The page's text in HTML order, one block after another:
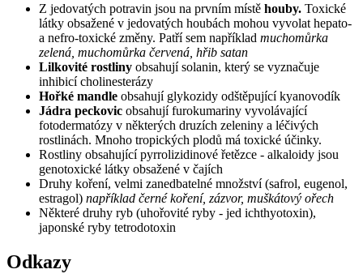
Z jedovatých potravin jsou na prvním místě houby. Toxické
látky obsažené v jedovatých houbách mohou vyvolat hepato-
a nefro-toxické změny. Patří sem například muchomůrka
zelená, muchomůrka červená, hřib satan
Lilkovité rostliny obsahují solanin, který se vyznačuje
inhibicí cholinesterázy
Hořké mandle obsahují glykozidy odštěpující kyanovodík
Jádra peckovic obsahují furokumariny vyvolávající
fotodermatózy v některých druzích zeleniny a léčivých
rostlinách. Mnoho tropických plodů má toxické účinky.
Rostliny obsahující pyrrolizidinové řetězce - alkaloidy jsou
genotoxické látky obsažené v čajích
Druhy koření, velmi zanedbatelné množství (safrol, eugenol,
estragol) například černé koření, zázvor, muškátový ořech
Některé druhy ryb (uhořovité ryby - jed ichthyotoxin),
japonské ryby tetrodotoxin
Odkazy